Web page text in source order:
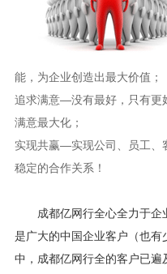
能，为企业创造出最大价值；
追求满意—没有最好，只有更
满意最大化；
实现共赢—实现公司、员工、
稳定的合作关系！
成都亿网行全心全力于企
是广大的中国企业客户（也
中，成都亿网行全的客户已遍